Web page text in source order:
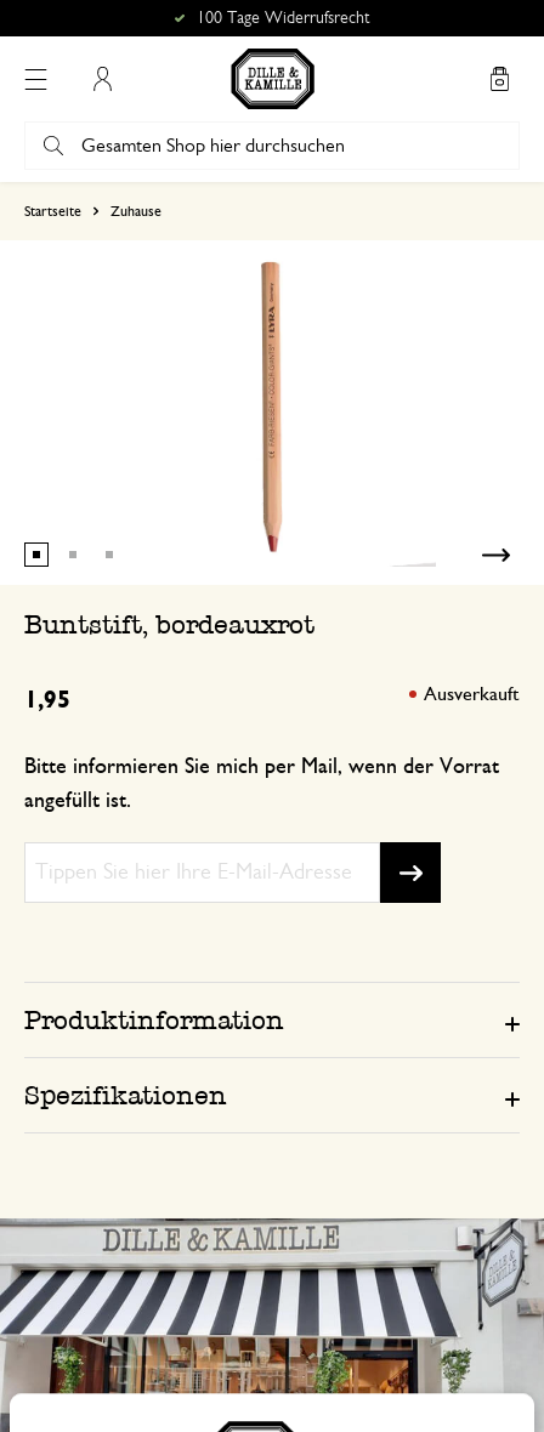
100 Tage Widerrufsrecht
Startseite Zuhause
Buntstift, bordeauxrot
1,95
Bitte informieren Sie mich per Mail, wenn der Vorrat
angefüllt ist.
Ausverkauft
Produktinformation
Spezifikationen